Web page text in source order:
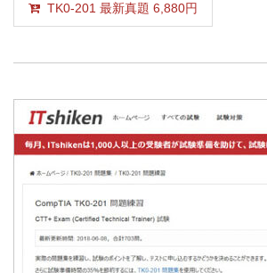
TK0-201 最新真題 6,880円